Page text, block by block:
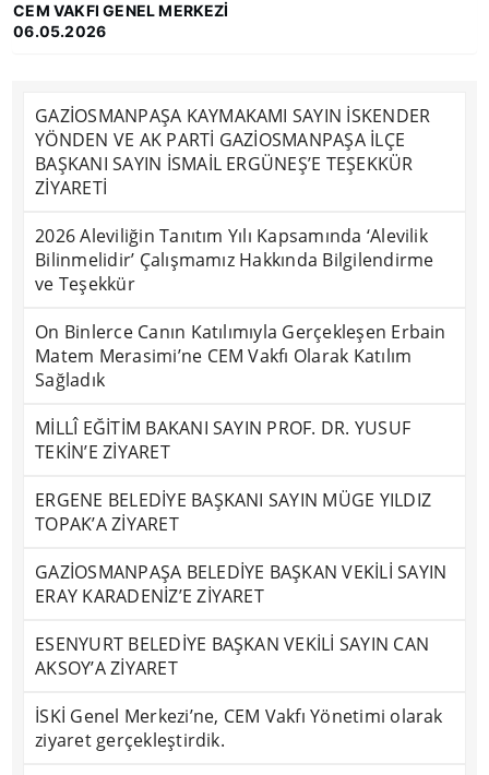
CEM VAKFI GENEL MERKEZİ
06.05.2026
GAZİOSMANPAŞA KAYMAKAMI SAYIN İSKENDER
YÖNDEN VE AK PARTİ GAZİOSMANPAŞA İLÇE
BAŞKANI SAYIN İSMAİL ERGÜNEŞ’E TEŞEKKÜR
ZİYARETİ
2026 Aleviliğin Tanıtım Yılı Kapsamında ‘Alevilik
Bilinmelidir’ Çalışmamız Hakkında Bilgilendirme
ve Teşekkür
On Binlerce Canın Katılımıyla Gerçekleşen Erbain
Matem Merasimi’ne CEM Vakfı Olarak Katılım
Sağladık
MİLLÎ EĞİTİM BAKANI SAYIN PROF. DR. YUSUF
TEKİN’E ZİYARET
ERGENE BELEDİYE BAŞKANI SAYIN MÜGE YILDIZ
TOPAK’A ZİYARET
GAZİOSMANPAŞA BELEDİYE BAŞKAN VEKİLİ SAYIN
ERAY KARADENİZ’E ZİYARET
ESENYURT BELEDİYE BAŞKAN VEKİLİ SAYIN CAN
AKSOY’A ZİYARET
İSKİ Genel Merkezi’ne, CEM Vakfı Yönetimi olarak
ziyaret gerçekleştirdik.